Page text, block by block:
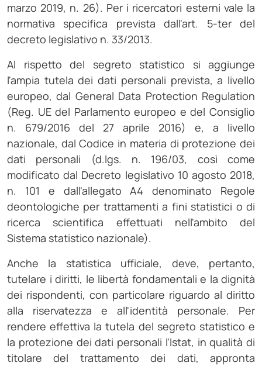
marzo 2019, n. 26). Per i ricercatori esterni vale la
normativa specifica prevista dall'art. 5-ter del
decreto legislativo n. 33/2013.
Al rispetto del segreto statistico si aggiunge
l'ampia tutela dei dati personali prevista, a livello
europeo, dal General Data Protection Regulation
(Reg. UE del Parlamento europeo e del Consiglio
n. 679/2016 del 27 aprile 2016) e, a livello
nazionale, dal Codice in materia di protezione dei
dati personali (d.lgs. n. 196/03, così come
modificato dal Decreto legislativo 10 agosto 2018,
n. 101 e dall'allegato A4 denominato Regole
deontologiche per trattamenti a fini statistici o di
ricerca scientifica effettuati nell'ambito del
Sistema statistico nazionale).
Anche la statistica ufficiale, deve, pertanto,
tutelare i diritti, le libertà fondamentali e la dignità
dei rispondenti, con particolare riguardo al diritto
alla riservatezza e all'identità personale. Per
rendere effettiva la tutela del segreto statistico e
la protezione dei dati personali l'Istat, in qualità di
titolare del trattamento dei dati, appronta